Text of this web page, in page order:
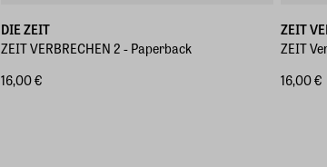
DIE ZEIT
ZEIT VERBRECHEN 2 - Paperback
16,00 €
ZEIT
ZEIT
16,00 €